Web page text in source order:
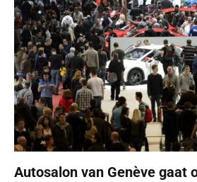
Autosalon van Genève gaat